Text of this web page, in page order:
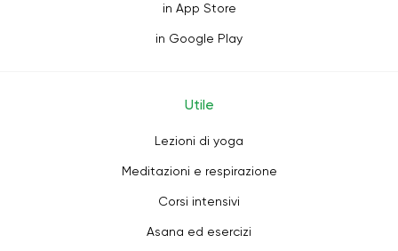
in App Store
in Google Play
Utile
Lezioni di yoga
Meditazioni e respirazione
Corsi intensivi
Asana ed esercizi